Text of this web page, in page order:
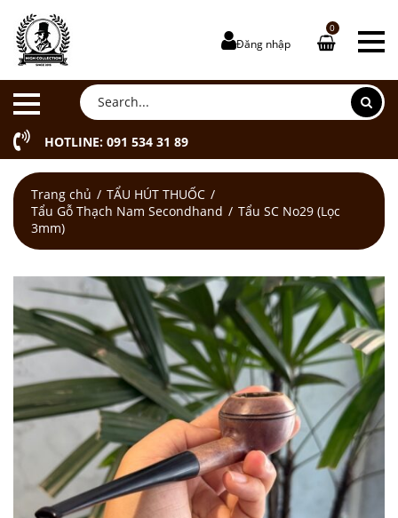
Đăng nhập
0
HOTLINE: 091 534 31 89
Trang chủ
TẨU HÚT THUỐC
Tẩu Gỗ Thạch Nam Secondhand
Tẩu SC No29 (Lọc
3mm)